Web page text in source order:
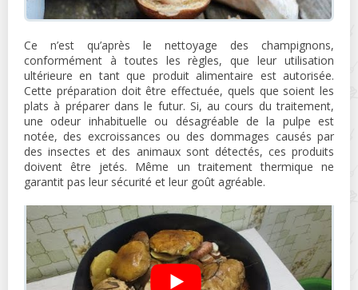
Ce n’est qu’après le nettoyage des champignons,
conformément à toutes les règles, que leur utilisation
ultérieure en tant que produit alimentaire est autorisée.
Cette préparation doit être effectuée, quels que soient les
plats à préparer dans le futur. Si, au cours du traitement,
une odeur inhabituelle ou désagréable de la pulpe est
notée, des excroissances ou des dommages causés par
des insectes et des animaux sont détectés, ces produits
doivent être jetés. Même un traitement thermique ne
garantit pas leur sécurité et leur goût agréable.